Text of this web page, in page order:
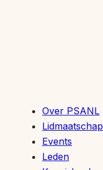
Over PSANL
Lidmaatschap
Events
Leden